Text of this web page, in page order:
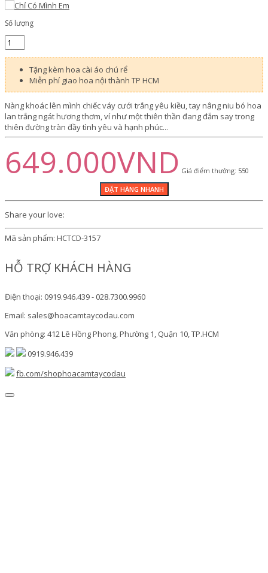
Số lượng
Tặng kèm hoa cài áo chú rể
Miễn phí giao hoa nội thành TP HCM
Nàng khoác lên mình chiếc váy cưới trắng yêu kiều, tay nâng niu bó hoa
lan trắng ngát hương thơm, ví như một thiên thần đang đắm say trong
thiên đường tràn đầy tình yêu và hạnh phúc...
649.000VND Giá điểm thưởng: 550
Share your love:
Mã sản phẩm: HCTCD-3157
HỖ TRỢ KHÁCH HÀNG
Điện thoại: 0919.946.439 - 028.7300.9960
Email: sales@hoacamtaycodau.com
Văn phòng: 412 Lê Hồng Phong, Phường 1, Quận 10, TP.HCM
0919.946.439
fb.com/shophoacamtaycodau